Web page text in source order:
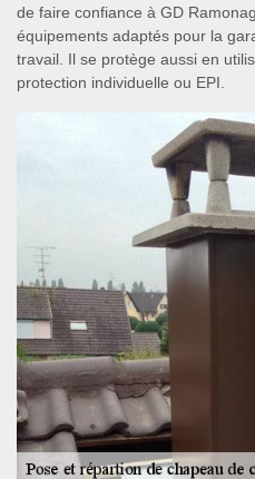
de faire confiance à GD
équipements adaptés pour la
travail. Il se protège aussi en
protection individuelle ou EPI.